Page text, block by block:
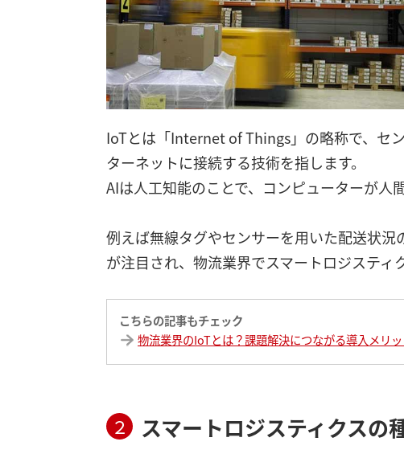
IoTとは「Internet of Things」の略称で、セ
ターネットに接続する技術を指します。
AIは人工知能のことで、コンピューターが人
例えば無線タグやセンサーを用いた配送状
が注目され、物流業界でスマートロジスティ
こちらの記事もチェック
物流業界のIoTとは？課題解決につながる導入メリ
２ スマートロジスティクスの